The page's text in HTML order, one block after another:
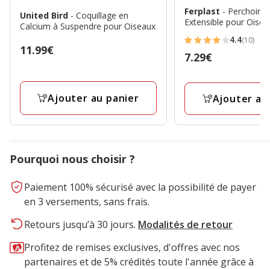
United Bird - Coquillage en
Calcium à Suspendre pour Oiseaux
Prix
11.99€
Ajouter au panier
Ferplast - Perchoir
Extensible pour
4.4
étoiles
10
4.4(10)
Prix
7.29€
Ajouter
Pourquoi nous choisir ?
Paiement 100% sécurisé avec la possibilité de payer
en 3 versements, sans frais.
Retours jusqu’à 30 jours. Modalités de retour
Profitez de remises exclusives, d'offres avec nos
partenaires et de 5% crédités toute l'année grâce à